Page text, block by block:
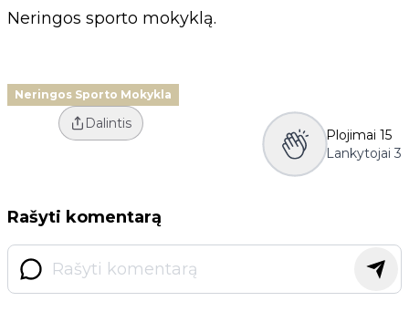
Neringos sporto mokyklą.
Neringos Sporto Mokykla
Dalintis
Plojimai 15
Lankytojai 3
Rašyti komentarą